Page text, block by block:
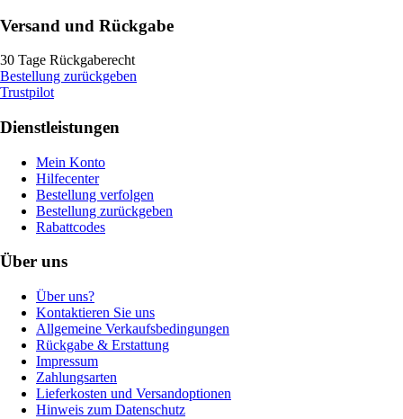
Versand und Rückgabe
30 Tage Rückgaberecht
Bestellung zurückgeben
Trustpilot
Dienstleistungen
Mein Konto
Hilfecenter
Bestellung verfolgen
Bestellung zurückgeben
Rabattcodes
Über uns
Über uns?
Kontaktieren Sie uns
Allgemeine Verkaufsbedingungen
Rückgabe & Erstattung
Impressum
Zahlungsarten
Lieferkosten und Versandoptionen
Hinweis zum Datenschutz